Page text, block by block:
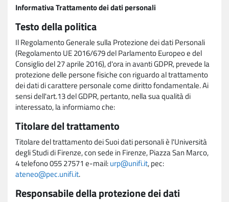
Informativa Trattamento dei dati personali
Testo della politica
Il Regolamento Generale sulla Protezione dei dati Personali
(Regolamento UE 2016/679 del Parlamento Europeo e del
Consiglio del 27 aprile 2016), d'ora in avanti GDPR, prevede la
protezione delle persone fisiche con riguardo al trattamento
dei dati di carattere personale come diritto fondamentale. Ai
sensi dell'art.13 del GDPR, pertanto, nella sua qualità di
interessato, la informiamo che:
Titolare del trattamento
Titolare del trattamento dei Suoi dati personali è l'Università
degli Studi di Firenze, con sede in Firenze, Piazza San Marco,
4 telefono 055 27571 e-mail:urp@unifi.it, pec:
ateneo@pec.unifi.it.
Responsabile della protezione dei dati